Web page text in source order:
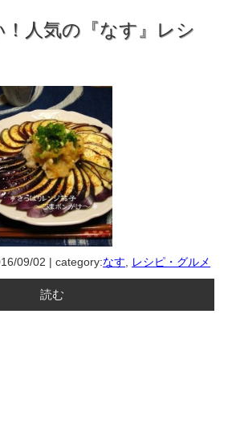
人気の『なす』レシ
09/02 | category:なす レシピ・グルメ
読む